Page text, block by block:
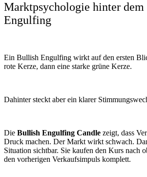
Marktpsychologie hinter
Engulfing
Ein Bullish Engulfing wirkt auf den ersten
rote Kerze, dann eine starke grüne Kerze.
Dahinter steckt aber ein klarer
Die Bullish Engulfing Candle zeigt, dass
Druck machen. Der Markt wirkt schwach.
Situation sichtbar. Sie kaufen den Kurs nach
den vorherigen Verkaufsimpuls komplett.